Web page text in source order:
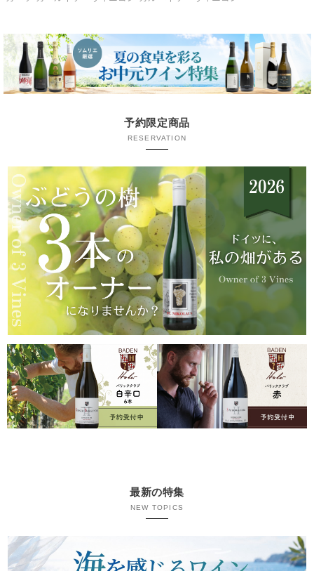
予約限定商品
RESERVATION
最新の特集
NEW TOPICS